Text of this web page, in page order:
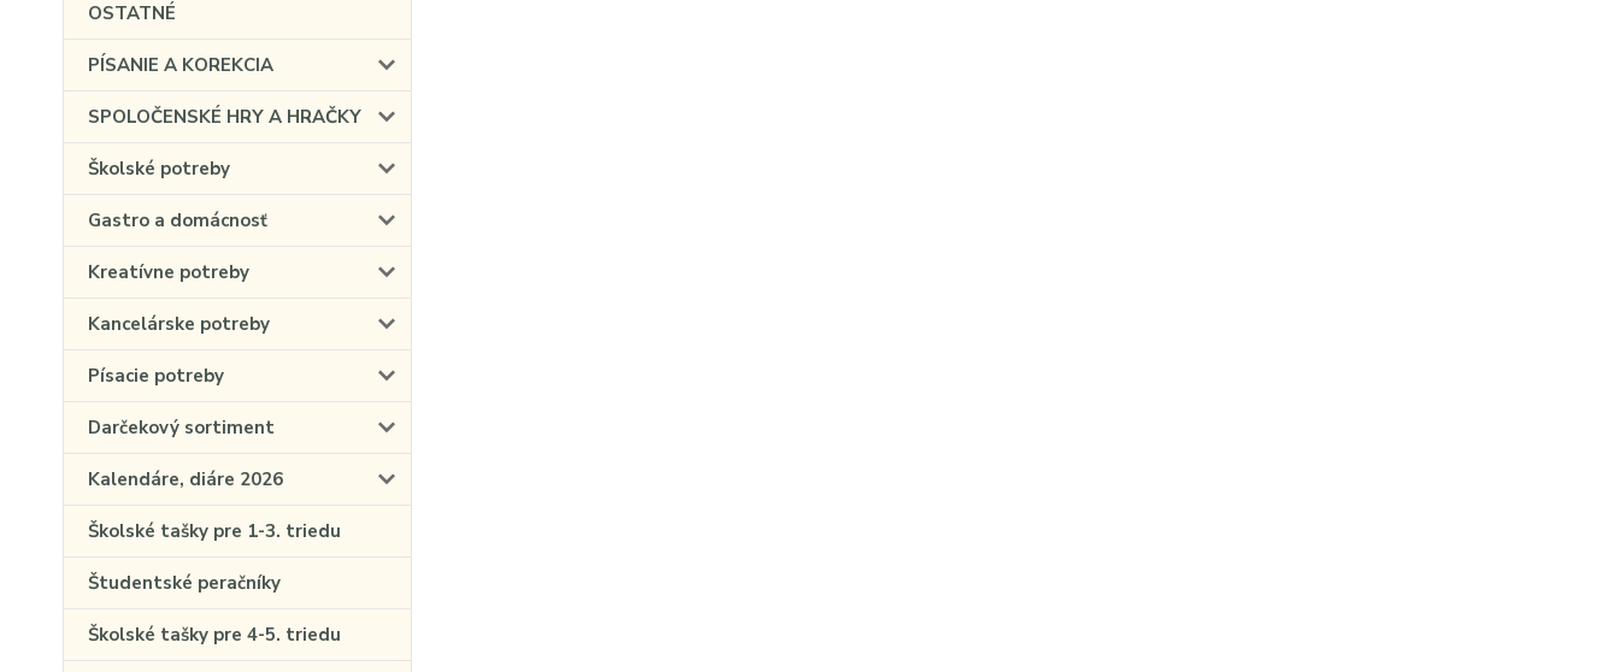
OSTATNÉ
PÍSANIE A KOREKCIA
SPOLOČENSKÉ HRY A HRAČKY
Školské potreby
Gastro a domácnosť
Kreatívne potreby
Kancelárske potreby
Písacie potreby
Darčekový sortiment
Kalendáre, diáre 2026
Školské tašky pre 1-3. triedu
Študentské peračníky
Školské tašky pre 4-5. triedu